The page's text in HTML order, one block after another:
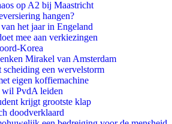
op A2 bij Maastricht
hangen?
het jaar in Engeland
mee aan verkiezingen
Korea
Mirakel van Amsterdam
een wervelstorm
eigen koffiemachine
PvdA leiden
krijgt grootste klap
doodverklaard